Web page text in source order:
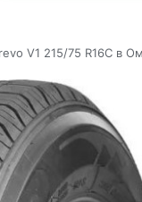
V1 215/75 R16C в